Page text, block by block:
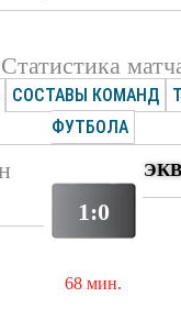
Статистика
СОСТАВЫ КОМАНД
ФУТБОЛА
1:0
68 мин.